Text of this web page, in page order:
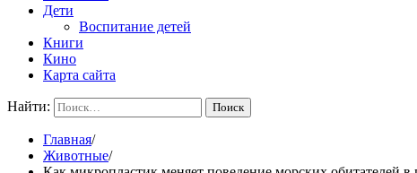
Дети
Воспитание детей
Книги
Кино
Карта сайта
Найти:
Главная
Животные